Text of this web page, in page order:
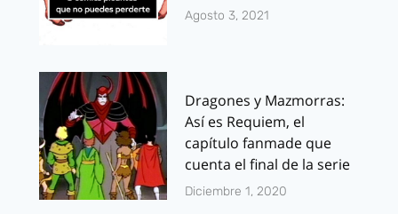
Agosto 3, 2021
Dragones y Mazmorras:
Así es Requiem, el
capítulo fanmade que
cuenta el final de la serie
Diciembre 1, 2020